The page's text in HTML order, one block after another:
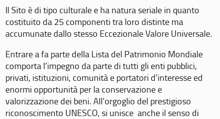
Il Sito è di tipo culturale e ha natura seriale in quanto
costituito da 25 componenti tra loro distinte ma
accumunate dallo stesso Eccezionale Valore Universale.
Entrare a fa parte della Lista del Patrimonio Mondiale
comporta l’impegno da parte di tutti gli enti pubblici,
privati, istituzioni, comunità e portatori d’interesse ed
enormi opportunità per la conservazione e
valorizzazione dei beni. All’orgoglio del prestigioso
riconoscimento UNESCO, si unisce anche il senso di